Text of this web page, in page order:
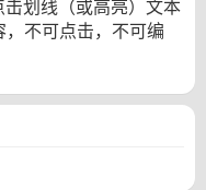
划线（或高亮）文本
，不可点击，不可编